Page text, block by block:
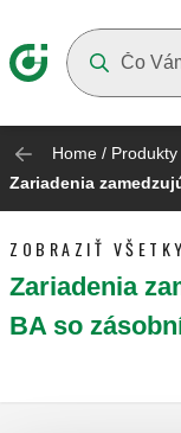
Home / Produkty
Zariadenia
ZOBRAZIŤ
Zariadenia
BA so